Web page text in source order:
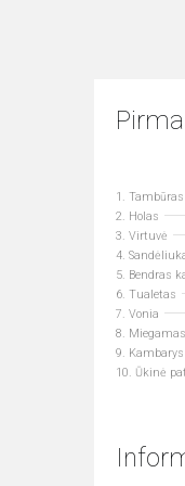
1. Tambūras
2. Holas
3. Virtuvė
4.
5. Bendras
6. Tualetas
7. Vonia
8.
9. Kambarys
10. Ūkinė